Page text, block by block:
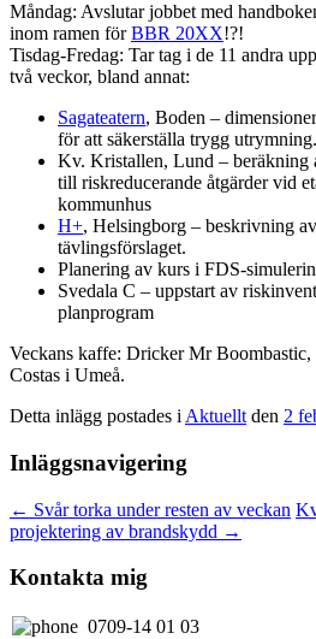
Måndag: Avslutar jobbet med
inom ramen förBBR 20XX!?!
Tisdag-Fredag: Tar tag i de 11 andra
två veckor, bland annat:
Sagateatern, Boden –
för att säkerställa trygg utrymning.
Kv. Kristallen, Lund – beräkning
till riskreducerande åtgärder vid
kommunhus
H+, Helsingborg – beskrivning
tävlingsförslaget.
Planering av kurs i FDS-
Svedala C – uppstart av
planprogram
Veckans kaffe: Dricker Mr Boombastic,
Costas i Umeå.
Detta inlägg postades i Aktuellt den 2
Inläggsnavigering
← Svår torka under resten av veckan
projektering av brandskydd →
Kontakta mig
0709-14 01 03